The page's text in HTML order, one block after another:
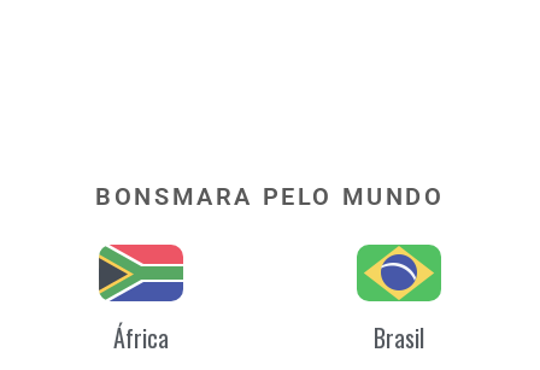
BONSMARA PELO MUNDO
África Brasil